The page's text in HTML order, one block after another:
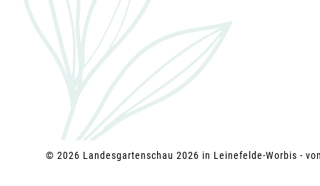
o
n
© 2026 Landesgartenschau 2026 in Leinefelde-Worbis - von